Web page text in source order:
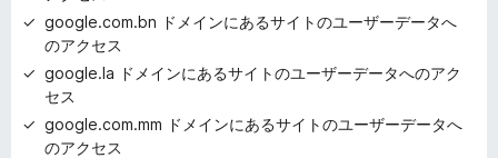
google.com.bn ドメインにあるサイトのユーザーデータへ
のアクセス
google.la ドメインにあるサイトのユーザーデータへのアク
セス
google.com.mm ドメインにあるサイトのユーザーデータへ
のアクセス